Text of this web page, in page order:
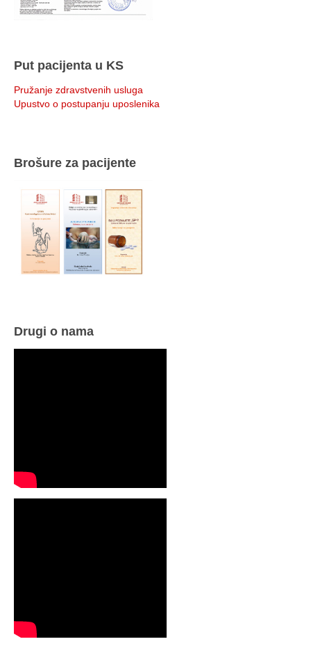
Put pacijenta u KS
Pružanje zdravstvenih usluga
Upustvo o postupanju uposlenika
Brošure za pacijente
Drugi o nama